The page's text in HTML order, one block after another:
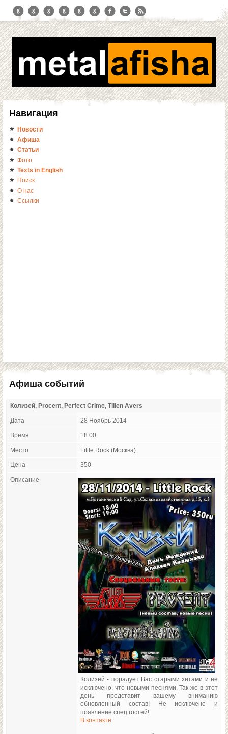
Навигация
Новости
Афиша
Статьи
Фото
Texts in English
Поиск
О нас
Ссылки
Афиша событий
Колизей, Procent, Perfect Crime, Tillen Avers
Дата 28 Ноябрь 2014
Время 18:00
Место Little Rock (Москва)
Цена 350
Описание
Колизей - порадует Вас старыми хитами и не
исключено, что новыми песнями. Так же в этот
день представит вашему вниманию
обновленный состав! Не исключено и
появление спец гостей!
В контакте